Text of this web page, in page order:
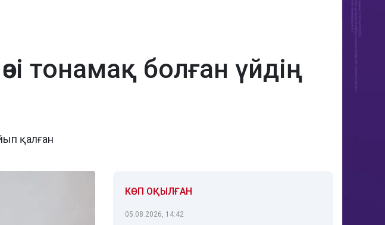
тонамақ болған үйдің
қалған
КӨП ОҚЫЛҒАН
05.08.2026, 14:42